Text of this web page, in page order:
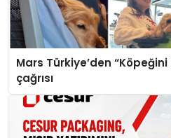
Mars Türkiye’den
çağrısı